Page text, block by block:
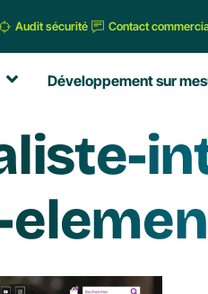
Audit sécurité Contact
Développement sur